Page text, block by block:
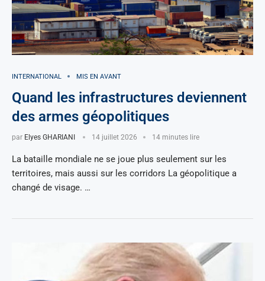
INTERNATIONAL MIS EN AVANT
Quand les infrastructures deviennent
des armes géopolitiques
par Elyes GHARIANI 14 juillet 2026 14 minutes lire
La bataille mondiale ne se joue plus seulement sur les
territoires, mais aussi sur les corridors La géopolitique a
changé de visage. …